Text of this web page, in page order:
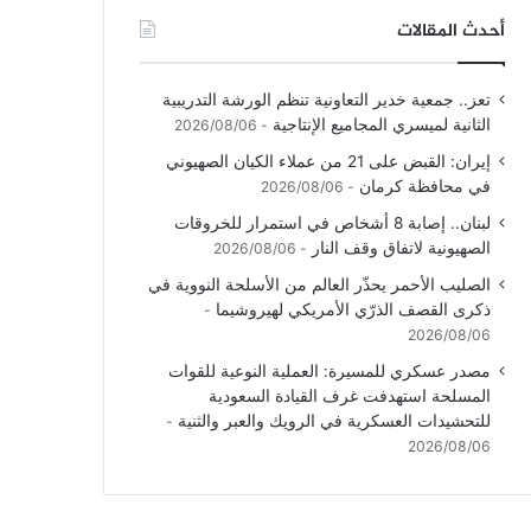
أحدث المقالات
تعز.. جمعية خدير التعاونية تنظم الورشة التدريبية
الثانية لميسري المجاميع الإنتاجية
2026/08/06
إيران: القبض على 21 من عملاء الكيان الصهيوني
في محافظة كرمان
2026/08/06
لبنان.. إصابة 8 أشخاص في استمرار للخروقات
الصهيونية لاتفاق وقف النار
2026/08/06
الصليب الأحمر يحذّر العالم من الأسلحة النووية في
ذكرى القصف الذرّي الأمريكي لهيروشيما
2026/08/06
مصدر عسكري للمسيرة: العملية النوعية للقوات
المسلحة استهدفت غرف القيادة السعودية
للتحشيدات العسكرية في الرويك والعبر والثنية
2026/08/06